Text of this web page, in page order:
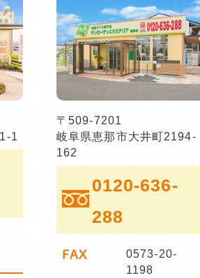
1
〒509-7201
岐阜県恵那市大井町2194-
162
0120-636-
288
FAX
0573-20-
1198